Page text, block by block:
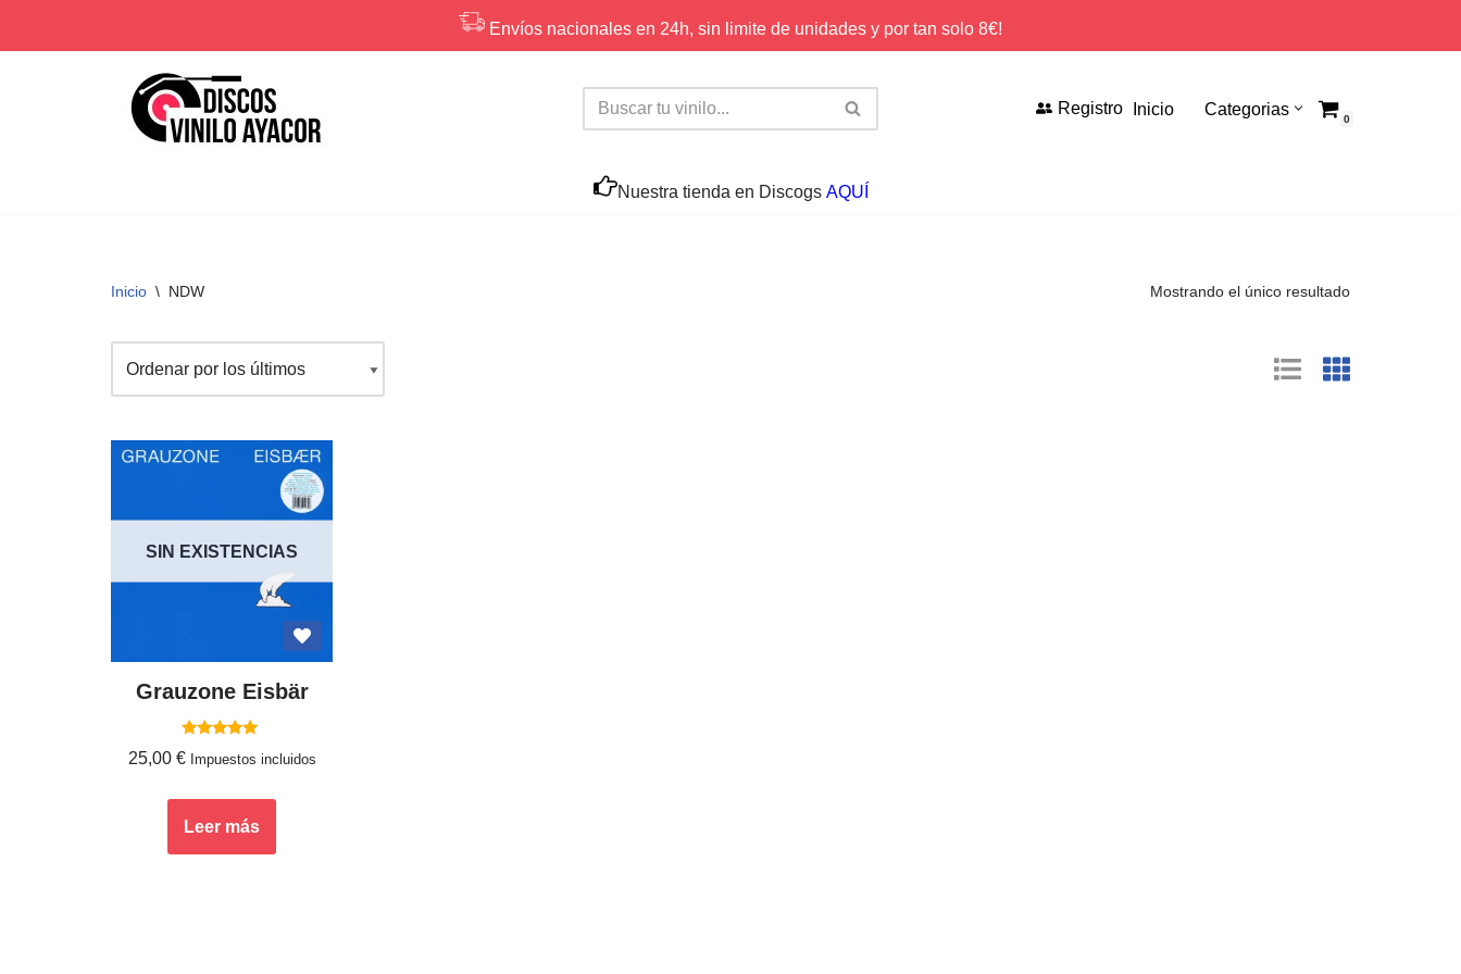
Envíos nacionales en 24h, sin limite de unidades y por tan solo 8€!
Registro Inicio Categorias
0
Nuestra tienda en Discogs AQUÍ
Inicio \ NDW Mostrando el único resultado
SIN EXISTENCIAS
Grauzone Eisbär
con
25,00 € Impuestos incluidos
Leer más